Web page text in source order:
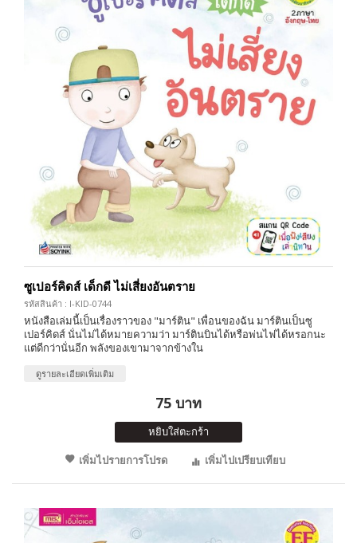
ซูเปอร์คิดส์ เด็กดี ไม่เสี่ยงอันตราย
รหัสสินค้า : I-KID-0744
หนังสือเล่มนี้เป็นเรื่องราวของ "มาร์ติน" เพื่อนของฉัน มาร์ตินเป็นซู
เปอร์คิดส์ นั่นไม่ได้หมายความว่า มาร์ตินบินได้หรือพ่นไฟได้หรอกนะ
แต่ดีกว่านั่นอีก พลังของเขามาจากข้างใน
ดูรายละเอียดเพิ่มเติม
75 บาท
หยิบใส่ตะกร้า
เพิ่มไปรายการโปรด
เพิ่มไปเปรียบเทียบ